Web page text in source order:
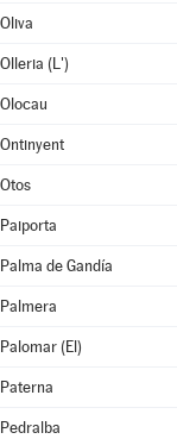
Oliva
Olleria (L')
Olocau
Ontinyent
Otos
Paiporta
Palma de Gandía
Palmera
Palomar (El)
Paterna
Pedralba